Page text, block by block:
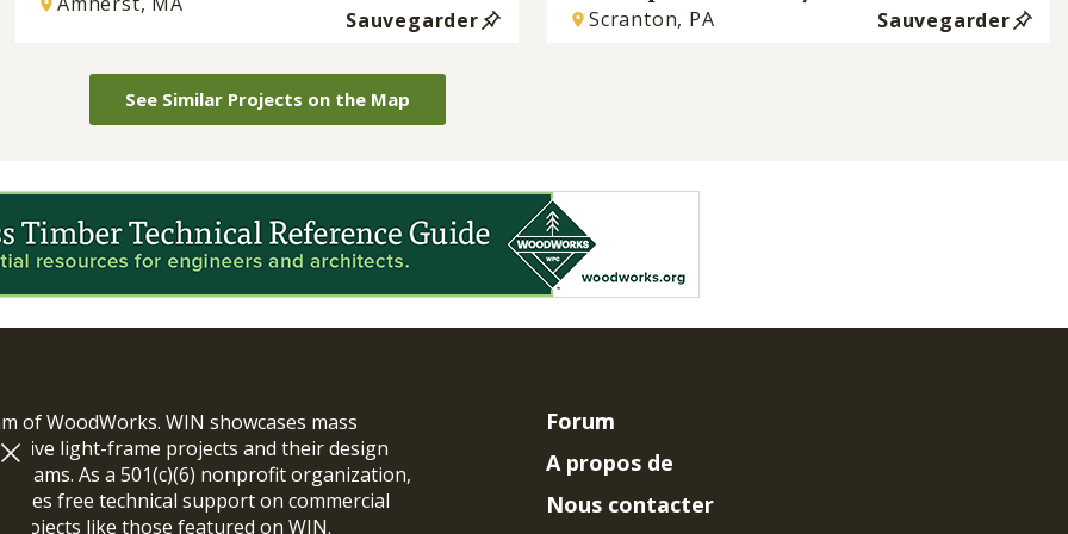
Sauvegarder Scranton, PA Sauvegarder
See Similar Projects on the Map
of WoodWorks. WIN showcases mass
light-frame projects and their design
teams. As a 501(c)(6) nonprofit organization,
free technical support on commercial
like those featured on WIN.
Forum
A propos de
Nous contacter